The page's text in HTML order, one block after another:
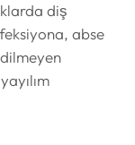
diş
abse